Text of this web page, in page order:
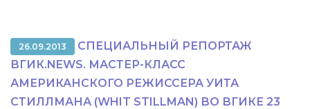
26.09.2013
СПЕЦИАЛЬНЫЙ РЕПОРТАЖ
ВГИК.NEWS. МАСТЕР-КЛАСС
АМЕРИКАНСКОГО РЕЖИССЕРА УИТА
СТИЛЛМАНА (WHIT STILLMAN) ВО ВГИКЕ 23